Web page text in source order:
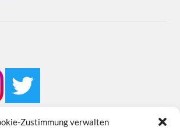
Zustimmung verwalten